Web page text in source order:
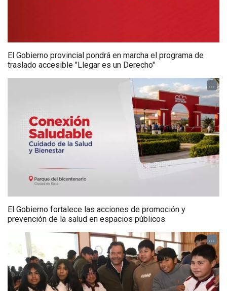
El Gobierno provincial pondrá en marcha el programa de
traslado accesible "Llegar es un Derecho"
...
El Gobierno fortalece las acciones de promoción y
prevención de la salud en espacios públicos
...